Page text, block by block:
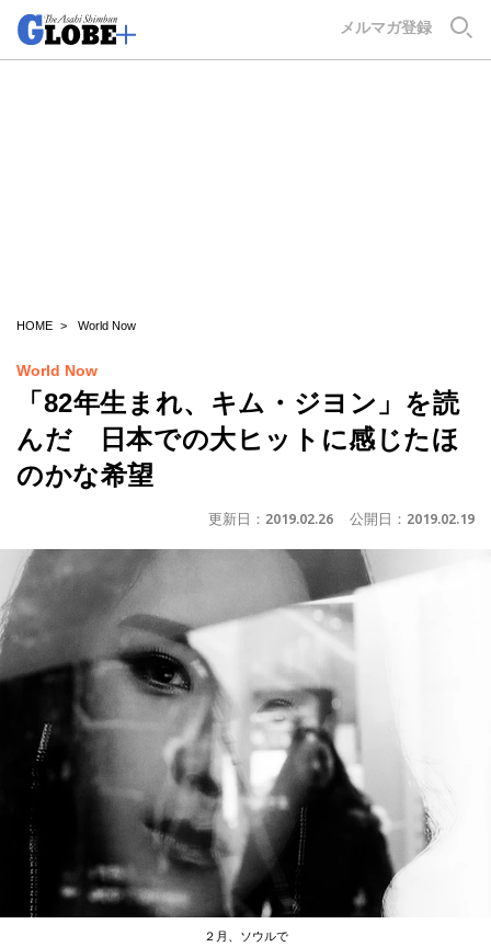
メルマガ登録
HOME World Now
World Now
「82年生まれ、キム・ジヨン」を読
んだ 日本での大ヒットに感じたほ
のかな希望
更新日： 2019.02.26 公開日： 2019.02.19
２月、ソウルで